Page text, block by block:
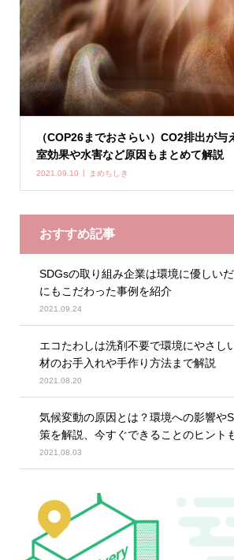
（COP26までおさらい）CO2排出が与
室効果や水害など原因もまとめて解説
2021.09.10 まめちしき
おすすめ記事
SDGsの取り組み企業は環境に優しい
にもこだわった事例を紹介
2021.09.24
エコたわしは洗剤不要で環境にやさし
材のお手入れや手作り方法まで解説
2021.08.20
気候変動の原因とは？環境への影響や
策を解説、今すぐできることのヒント
2021.08.03